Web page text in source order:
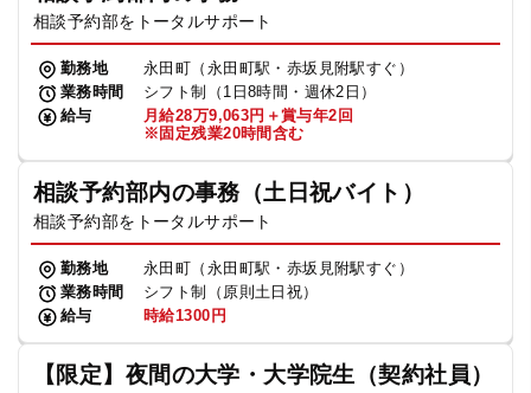
相談予約部をトータルサポート
勤務地
永田町（永田町駅・赤坂見附駅すぐ）
業務時間
シフト制（1日8時間・週休2日）
給与
月給28万9,063円＋賞与年2回
※固定残業20時間含む
相談予約部内の事務（土日祝バイト）
相談予約部をトータルサポート
勤務地
永田町（永田町駅・赤坂見附駅すぐ）
業務時間
シフト制（原則土日祝）
給与
時給1300円
【限定】夜間の大学・大学院生（契約社員）